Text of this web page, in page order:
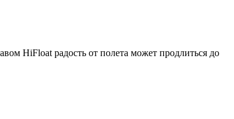
HiFloat радость от полета может продлиться до